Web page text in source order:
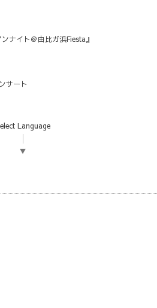
ナイト＠由比ガ浜Fiesta』
サート
Language
▼